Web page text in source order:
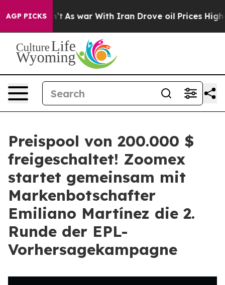
AGP PICKS
Didn’t As war With Iran Drove oil Prices Higher,
Preispool von 200.000 $
freigeschaltet! Zoomex
startet gemeinsam mit
Markenbotschafter
Emiliano Martínez die 2.
Runde der EPL-
Vorhersagekampagne